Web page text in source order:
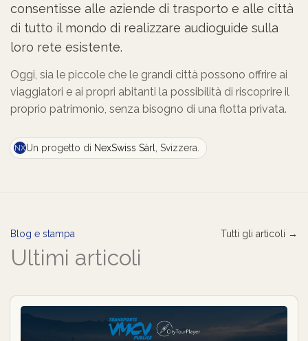
consentisse alle aziende di trasporto e alle città
di tutto il mondo di realizzare audioguide sulla
loro rete esistente.
Oggi, sia le piccole che le grandi città possono offrire ai
viaggiatori e ai propri abitanti la possibilità di riscoprire il
proprio patrimonio, senza bisogno di una flotta privata.
NXUn progetto di NexSwiss Sàrl , Svizzera.
Blog e stampa
Ultimi articoli
Tutti gli articoli →